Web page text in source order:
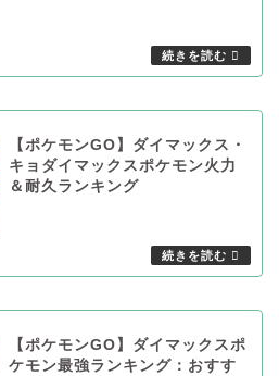
【ポケモンGO】ダイマックス・
キョダイマックスポケモン火力
＆耐久ランキング
【ポケモンGO】ダイマックスポ
ケモン最強ランキング：おすす